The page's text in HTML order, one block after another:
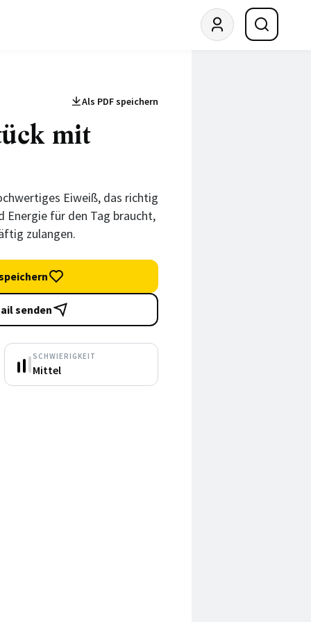
Als PDF speichern
mit
Eiweiß, das richtig
für den Tag braucht,
zulangen.
senden
SCHWIERIGKEIT
Mittel